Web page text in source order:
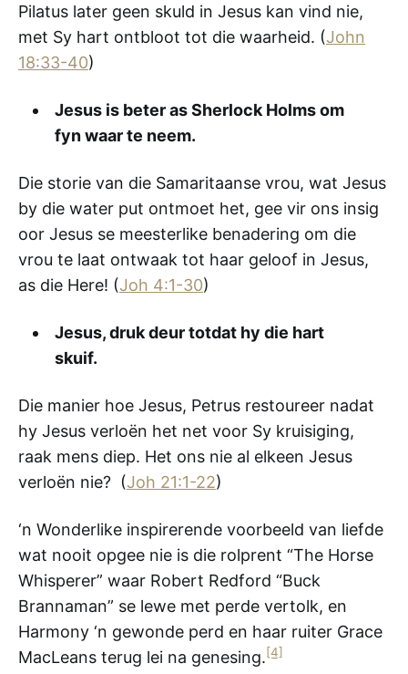
Pilatus later geen skuld in Jesus kan vind nie,
met Sy hart ontbloot tot die waarheid. (John
18:33-40)
Jesus is beter as Sherlock Holms om
fyn waar te neem.
Die storie van die Samaritaanse vrou, wat Jesus
by die water put ontmoet het, gee vir ons insig
oor Jesus se meesterlike benadering om die
vrou te laat ontwaak tot haar geloof in Jesus,
as die Here! (Joh 4:1-30)
Jesus, druk deur totdat hy die hart
skuif.
Die manier hoe Jesus, Petrus restoureer nadat
hy Jesus verloën het net voor Sy kruisiging,
raak mens diep. Het ons nie al elkeen Jesus
verloën nie? (Joh 21:1-22)
‘n Wonderlike inspirerende voorbeeld van liefde
wat nooit opgee nie is die rolprent “The Horse
Whisperer” waar Robert Redford “Buck
Brannaman” se lewe met perde vertolk, en
Harmony ‘n gewonde perd en haar ruiter Grace
MacLeans terug lei na genesing.[4]